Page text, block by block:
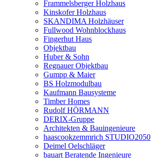
Frammelsberger Holzhaus
Kinskofer Holzhaus
SKANDIMA Holzhäuser
Fullwood Wohnblockhaus
Fingerhut Haus
Objektbau
Huber & Sohn
Regnauer Objektbau
Gumpp & Maier
BS Holzmodulbau
Kaufmann Bausysteme
Timber Homes
Rudolf HÖRMANN
DERIX-Gruppe
Architekten & Bauingenieure
haascookzemmrich STUDIO2050
Deimel Oelschläger
bauart Beratende Ingenieure